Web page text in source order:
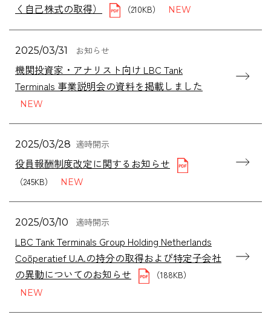
く自己株式の取得）
（210KB）
2025/03/31 お知らせ
機関投資家・アナリスト向け LBC Tank
Terminals 事業説明会の資料を掲載しました
2025/03/28 適時開示
役員報酬制度改定に関するお知らせ
（245KB）
2025/03/10 適時開示
LBC Tank Terminals Group Holding Netherlands
Coöperatief U.A.の持分の取得および特定子会社
の異動についてのお知らせ
（188KB）